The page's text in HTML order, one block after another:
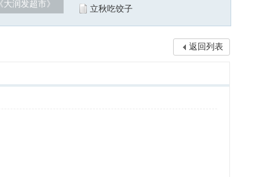
大润发超市》
立秋吃饺子
返回列表